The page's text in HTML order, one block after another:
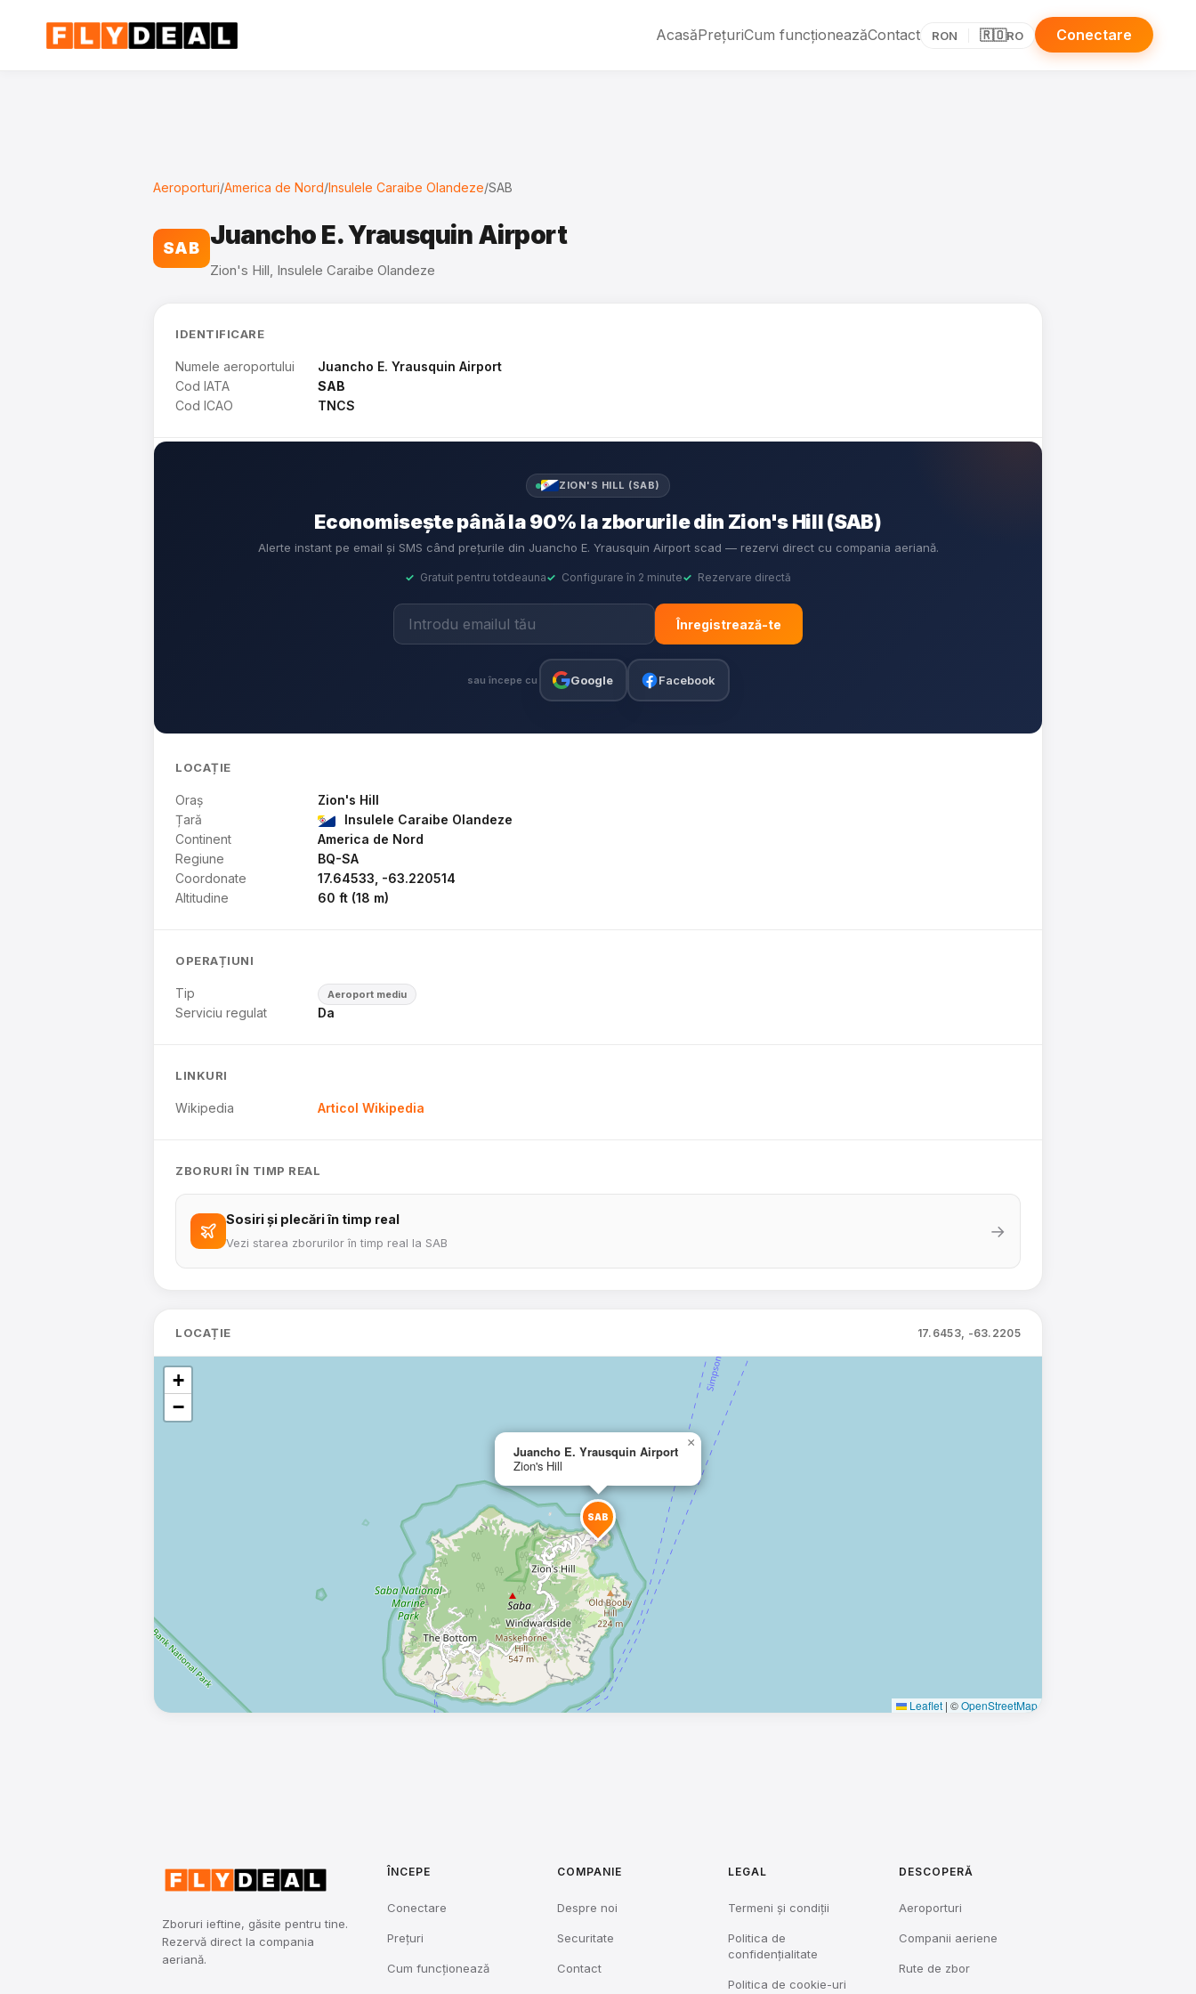
AcasăPrețuriCum funcționeazăContact RON 🇷🇴RO Conectare
Aeroporturi/America de Nord/Insulele Caraibe Olandeze/SAB
SAB Juancho E. Yrausquin Airport
Zion's Hill, Insulele Caraibe Olandeze
IDENTIFICARE
Numele aeroportului
Juancho E. Yrausquin Airport
Cod IATA
SAB
Cod ICAO
TNCS
ZION'S HILL (SAB)
Economisește până la 90% la zborurile din Zion's Hill (SAB)
Alerte instant pe email și SMS când prețurile din Juancho E. Yrausquin Airport scad — rezervi direct cu compania aeriană.
✓ Gratuit pentru totdeauna✓ Configurare în 2 minute✓ Rezervare directă
Înregistrează-te
sau începe cu Google Facebook
LOCAȚIE
Oraș
Zion's Hill
Țară
Insulele Caraibe Olandeze
Continent
America de Nord
Regiune
BQ-SA
Coordonate
17.64533, -63.220514
Altitudine
60 ft (18 m)
OPERAȚIUNI
Tip Aeroport mediu
Serviciu regulat Da
LINKURI
Wikipedia Articol Wikipedia
ZBORURI ÎN TIMP REAL
Sosiri și plecări în timp real
Vezi starea zborurilor în timp real la SAB
→
LOCAȚIE 17.6453, -63.2205
SAB
Juancho E. Yrausquin Airport
Zion's Hill
×
+
−
Leaflet | ©OpenStreetMap
Zboruri ieftine, găsite pentru tine.
Rezervă direct la compania
aeriană.
ÎNCEPE
Conectare
Prețuri
Cum funcționează
COMPANIE
Despre noi
Securitate
Contact
LEGAL
Termeni și condiții
Politica de
confidențialitate
Politica de cookie-uri
DESCOPERĂ
Aeroporturi
Companii aeriene
Rute de zbor